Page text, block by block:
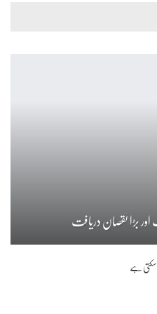
اور بڑا نقصان دریافت
سکتی ہے